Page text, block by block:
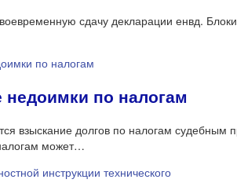
сдачу декларации енвд.
недоимки по налогам
взыскание долгов по налогам судебным
может…